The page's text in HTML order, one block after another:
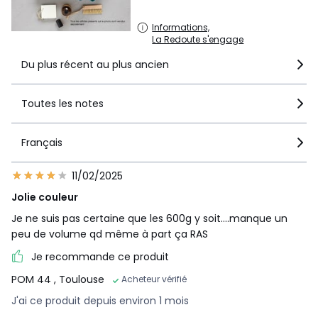
Informations,
La Redoute s'engage
Du plus récent au plus ancien
Toutes les notes
Français
11/02/2025
Jolie couleur
Je ne suis pas certaine que les 600g y soit….manque un
peu de volume qd même à part ça RAS
Je recommande ce produit
POM 44 , Toulouse Acheteur vérifié
J'ai ce produit depuis environ 1 mois